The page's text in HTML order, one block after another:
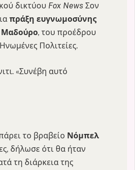
δικτύου Fox News Σον
πράξη ευγνωμοσύνης
Μαδούρο, του προέδρου
Πολιτείες.
«Συνέβη αυτό
το βραβείο Νόμπελ
δήλωσε ότι θα ήταν
τη διάρκεια της